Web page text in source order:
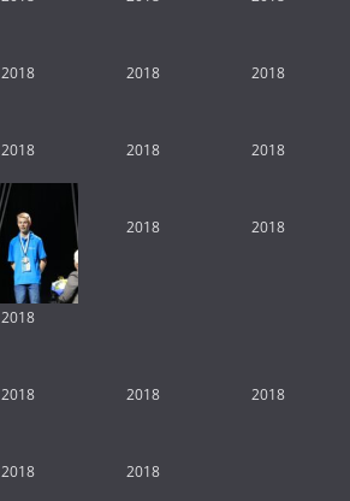
2018 2018 2018
2018 2018 2018
2018
2018 2018
2018 2018 2018
2018 2018